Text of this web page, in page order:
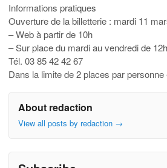
Informations pratiques
Ouverture de la billetterie : mardi 11
– Web à partir de 10h
– Sur place du mardi au vendredi de
Tél. 03 85 42 42 67
Dans la limite de 2 places par
About redaction
View all posts by redaction →